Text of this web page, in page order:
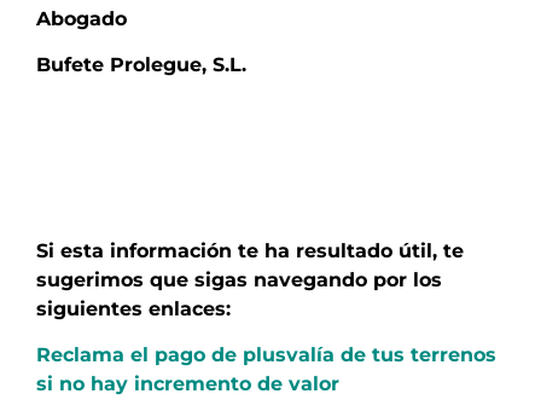
Abogado
Bufete Prolegue, S.L.
Si esta información te ha resultado útil, te
sugerimos que sigas navegando por los
siguientes enlaces:
Reclama el pago de plusvalía de tus terrenos
si no hay incremento de valor